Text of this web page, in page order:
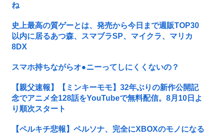
ね
史上最高の質ゲーとは、発売から今日まで週販TOP30
以内に居るあつ森、スマブラSP、マイクラ、マリカ
8DX
スマホ持ちながらオ●ニーってしにくくないの？
【親父速報】【ミンキーモモ】32年ぶりの新作公開記
念でアニメ全128話をYouTubeで無料配信。8月10日よ
り順次スタート
【ペルキチ悲報】ペルソナ、完全にXBOXのモノになる